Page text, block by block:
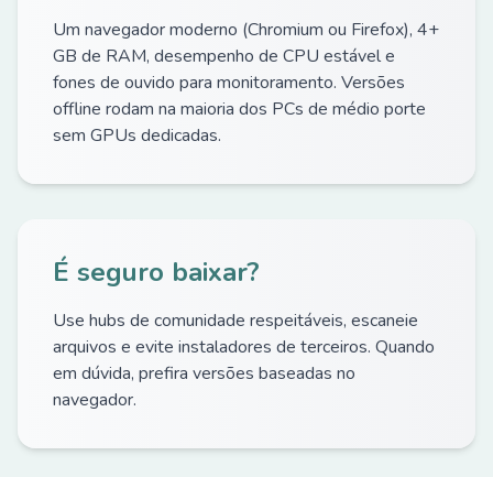
Um navegador moderno (Chromium ou Firefox), 4+
GB de RAM, desempenho de CPU estável e
fones de ouvido para monitoramento. Versões
offline rodam na maioria dos PCs de médio porte
sem GPUs dedicadas.
É seguro baixar?
Use hubs de comunidade respeitáveis, escaneie
arquivos e evite instaladores de terceiros. Quando
em dúvida, prefira versões baseadas no
navegador.